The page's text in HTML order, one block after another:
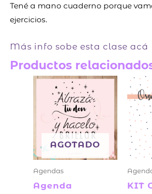
Tené a mano cuaderno porque
ejercicios.
Más info sobe esta clase acá
Productos
AGOTADO
Agendas
Agenda
KIT